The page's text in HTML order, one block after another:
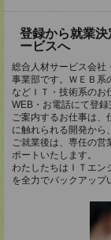
登録から就業
ービスへ
総合人材サービス会社
事業部です。ＷＥＢ系
などＩＴ・技術系のお
WEB・お電話にて登録
ご案内するお仕事は、
に触れられる開発から
ご就業後は、専任の営
ポートいたします。
わたしたちはＩＴエン
を全力でバックアップ